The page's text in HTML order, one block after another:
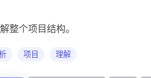
整个项目结构。
项目 理解